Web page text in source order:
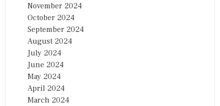
November 2024
October 2024
September 2024
August 2024
July 2024
June 2024
May 2024
April 2024
March 2024